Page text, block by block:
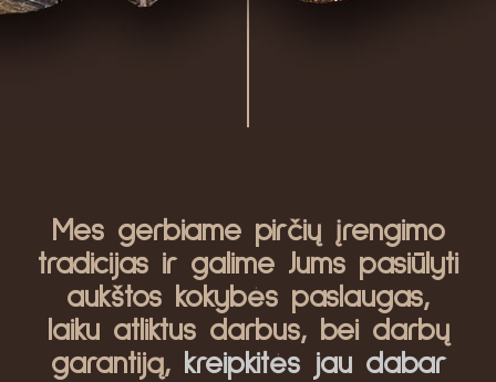
Mes gerbiame pirčių įrengimo
tradicijas ir galime Jums pasiūlyti
aukštos kokybės paslaugas,
laiku atliktus darbus, bei darbų
garantiją, kreipkitės jau dabar